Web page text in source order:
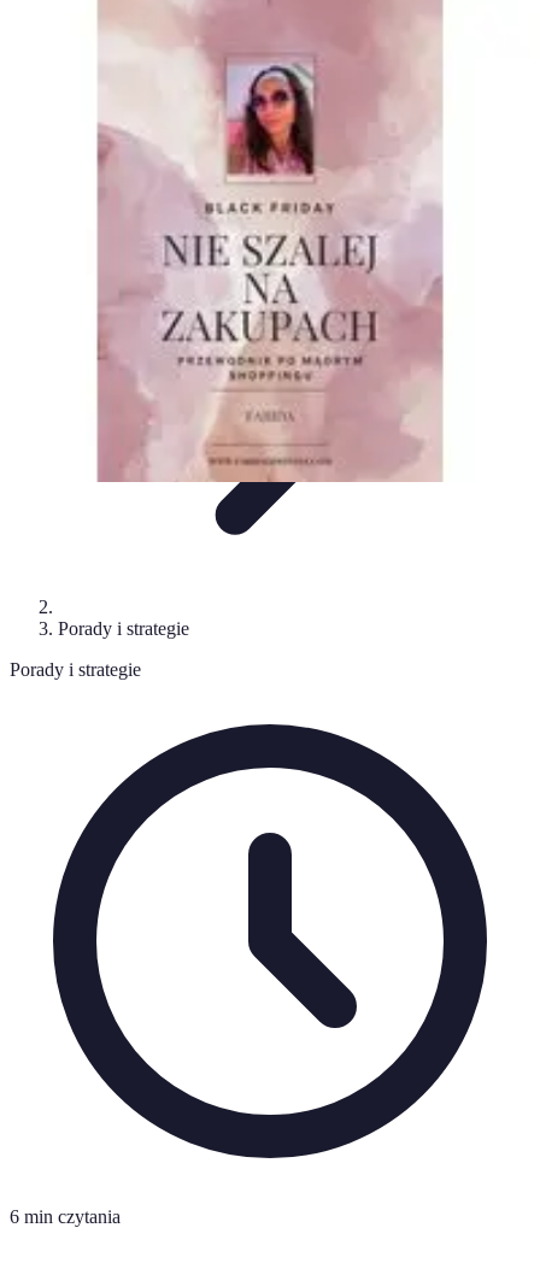
Analiza ofert
Porady Zakupowe
Oferty Zakupowe
Porady i strategie
Porady i strategie
6 min czytania